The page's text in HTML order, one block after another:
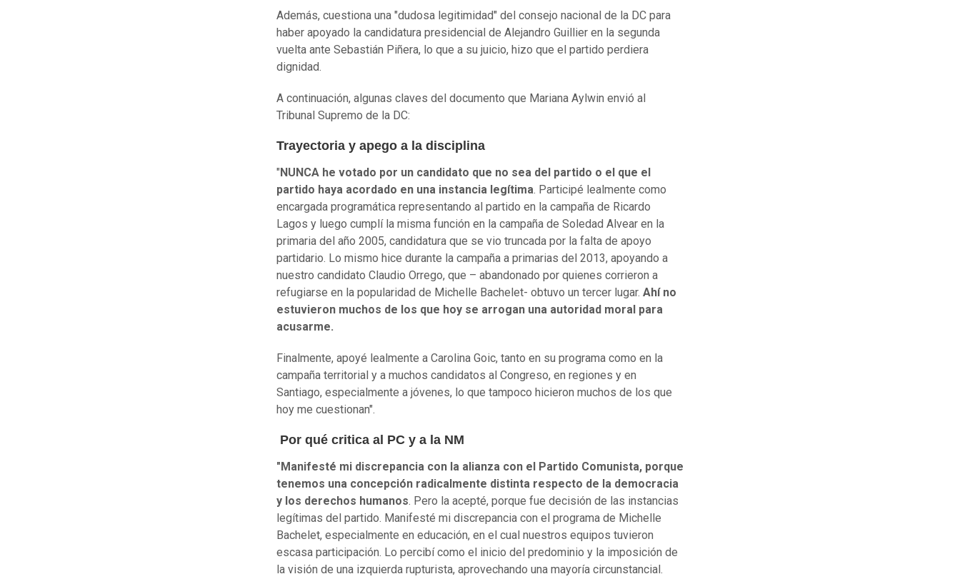
Además, cuestiona una "dudosa legitimidad" del consejo nacional de la DC para
haber apoyado la candidatura presidencial de Alejandro Guillier en la segunda
vuelta ante Sebastián Piñera, lo que a su juicio, hizo que el partido perdiera
dignidad.
A continuación, algunas claves del documento que Mariana Aylwin envió al
Tribunal Supremo de la DC:
Trayectoria y apego a la disciplina
" NUNCA he votado por un candidato que no sea del partido o el que el
partido haya acordado en una instancia legítima. Participé lealmente como
encargada programática representando al partido en la campaña de Ricardo
Lagos y luego cumplí la misma función en la campaña de Soledad Alvear en la
primaria del año 2005, candidatura que se vio truncada por la falta de apoyo
partidario. Lo mismo hice durante la campaña a primarias del 2013, apoyando a
nuestro candidato Claudio Orrego, que – abandonado por quienes corrieron a
refugiarse en la popularidad de Michelle Bachelet- obtuvo un tercer lugar. Ahí no
estuvieron muchos de los que hoy se arrogan una autoridad moral para
acusarme.
Finalmente, apoyé lealmente a Carolina Goic, tanto en su programa como en la
campaña territorial y a muchos candidatos al Congreso, en regiones y en
Santiago, especialmente a jóvenes, lo que tampoco hicieron muchos de los que
hoy me cuestionan".
Por qué critica al PC y a la NM
"Manifesté mi discrepancia con la alianza con el Partido Comunista, porque
tenemos una concepción radicalmente distinta respecto de la democracia
y los derechos humanos. Pero la acepté, porque fue decisión de las instancias
legítimas del partido. Manifesté mi discrepancia con el programa de Michelle
Bachelet, especialmente en educación, en el cual nuestros equipos tuvieron
escasa participación. Lo percibí como el inicio del predominio y la imposición de
la visión de una izquierda rupturista, aprovechando una mayoría circunstancial.